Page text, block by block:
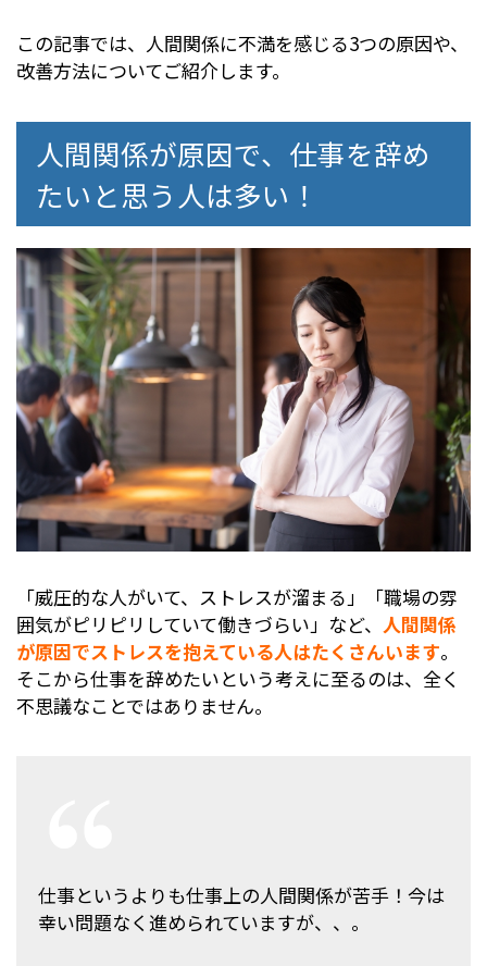
この記事では、人間関係に不満を感じる3つの原因や、
改善方法についてご紹介します。
人間関係が原因で、仕事を辞め
たいと思う人は多い！
「威圧的な人がいて、ストレスが溜まる」「職場の雰
囲気がピリピリしていて働きづらい」など、 人間関係
が原因でストレスを抱えている人はたくさんいます。
そこから仕事を辞めたいという考えに至るのは、全く
不思議なことではありません。
仕事というよりも仕事上の人間関係が苦手！今は
幸い問題なく進められていますが、、。